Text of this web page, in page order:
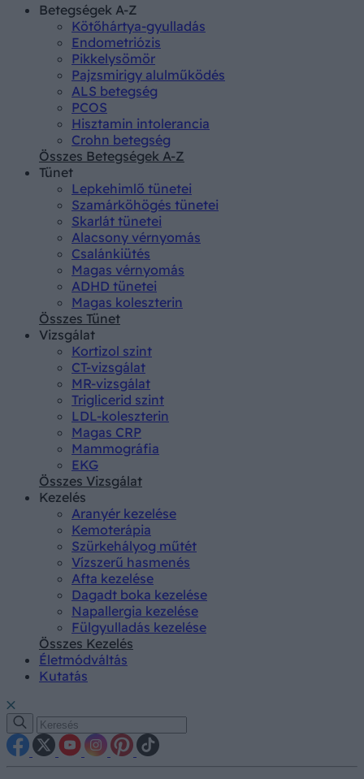
Betegségek A-Z
Kötőhártya-gyulladás
Endometriózis
Pikkelysömör
Pajzsmirigy alulműködés
ALS betegség
PCOS
Hisztamin intolerancia
Crohn betegség
Összes Betegségek A-Z
Tünet
Lepkehimlő tünetei
Szamárköhögés tünetei
Skarlát tünetei
Alacsony vérnyomás
Csalánkiütés
Magas vérnyomás
ADHD tünetei
Magas koleszterin
Összes Tünet
Vizsgálat
Kortizol szint
CT-vizsgálat
MR-vizsgálat
Triglicerid szint
LDL-koleszterin
Magas CRP
Mammográfia
EKG
Összes Vizsgálat
Kezelés
Aranyér kezelése
Kemoterápia
Szürkehályog műtét
Vízszerű hasmenés
Afta kezelése
Dagadt boka kezelése
Napallergia kezelése
Fülgyulladás kezelése
Összes Kezelés
Életmódváltás
Kutatás